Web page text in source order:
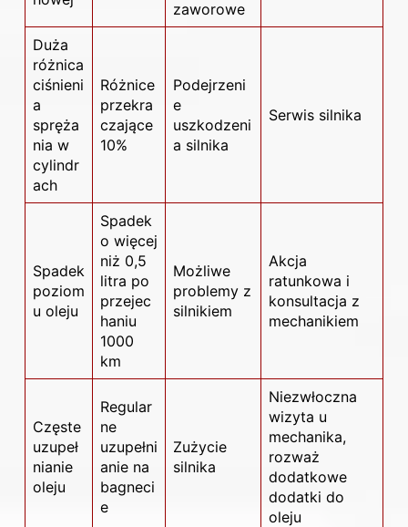
zaworowe
Duża
różnica
ciśnieni
a
spręża
nia w
cylindr
ach
Różnice
przekra
czające
10%
Podejrzeni
e
uszkodzeni
a silnika
Serwis silnika
Spadek
poziom
u oleju
Spadek
o więcej
niż 0,5
litra po
przejec
haniu
1000
km
Możliwe
problemy z
silnikiem
Akcja
ratunkowa i
konsultacja z
mechanikiem
Częste
uzupeł
nianie
oleju
Regular
ne
uzupełni
anie na
bagneci
e
Zużycie
silnika
Niezwłoczna
wizyta u
mechanika,
rozważ
dodatkowe
dodatki do
oleju